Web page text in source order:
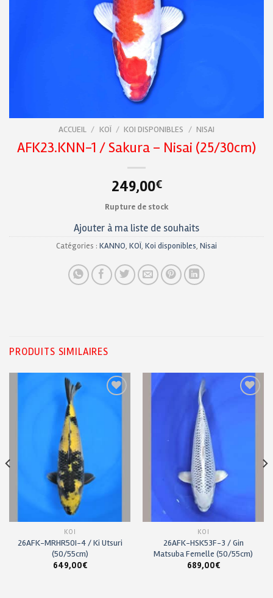
ACCUEIL / KOÏ / KOI DISPONIBLES / NISAI
AFK23.KNN-1 / Sakura – Nisai (25/30cm)
249,00€
Rupture de stock
Ajouter à ma liste de souhaits
Catégories : KANNO, KOÏ, Koi disponibles, Nisai
PRODUITS SIMILAIRES
KOÏ
26AFK-MRHR50I-4 / Ki Utsuri
(50/55cm)
649,00€
KOÏ
26AFK-HSK53F-3 / Gin
Matsuba Femelle (50/55cm)
689,00€